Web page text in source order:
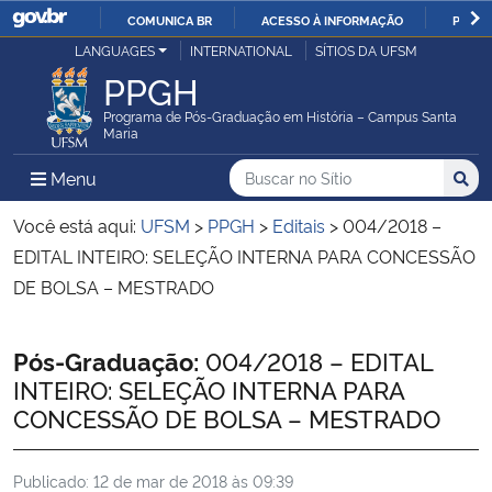
IR
O
COMUNICA BR ACESSO À INFORMAÇÃO
Ministério da Justiça e Segurança Pública
Ministério da Defesa
Ministério das Relações Exteriores
Ministério da Economia
Ministério da Agricultura, Pecuária e Abastecimento
Ministério da Educação
LANGUAGES INTERNATIONAL SÍTIOS DA UFSM
PPGH
Programa de Pós-Graduação em História – Campus Santa
Maria
Menu Menu Principal do Sítio
Busca
Buscar no no Sítio
Busca:
Você está aqui: UFSM > PPGH > Editais >004/2018 –
EDITAL INTEIRO: SELEÇÃO INTERNA PARA CONCESSÃO
DE BOLSA – MESTRADO
Início do conteúdo
Pós-Graduação: 004/2018 – EDITAL
INTEIRO: SELEÇÃO INTERNA PARA
CONCESSÃO DE BOLSA – MESTRADO
Publicado: 12 de mar de 2018 às 09:39